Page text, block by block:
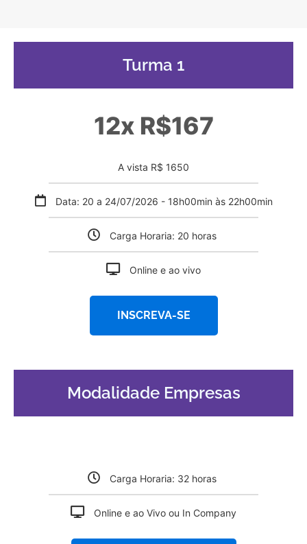
Turma 1
12x R$167
A vista R$ 1650
Data: 20 a 24/07/2026 - 18h00min às 22h00min
Carga Horaria: 20 horas
Online e ao vivo
INSCREVA-SE
Modalidade Empresas
Carga Horaria: 32 horas
Online e ao Vivo ou In Company